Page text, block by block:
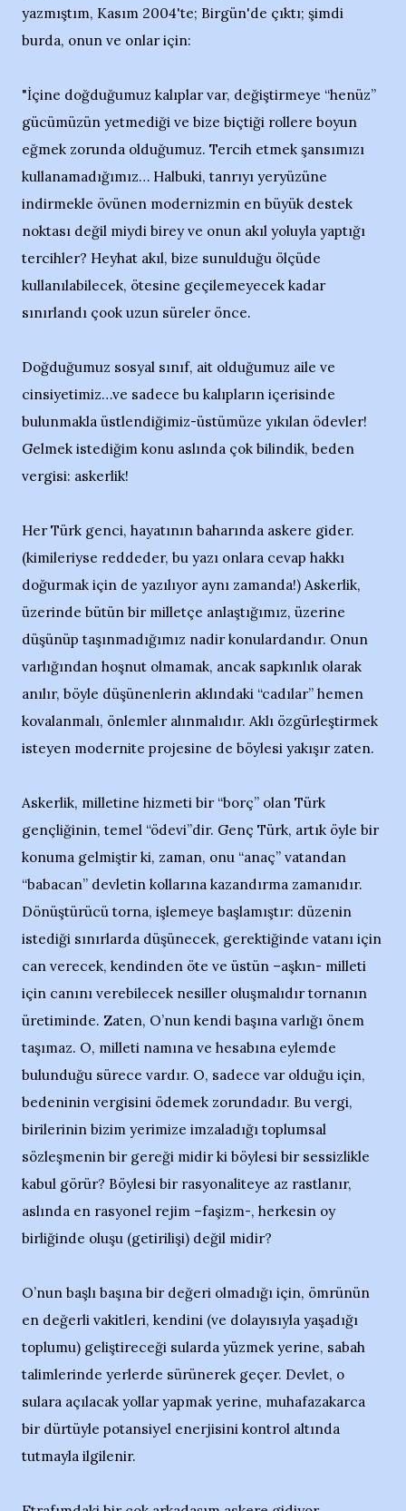
yazmıştım, Kasım 2004'te; Birgün'de çıktı; şimdi
burda, onun ve onlar için:
"İçine doğduğumuz kalıplar var, değiştirmeye “henüz”
gücümüzün yetmediği ve bize biçtiği rollere boyun
eğmek zorunda olduğumuz. Tercih etmek şansımızı
kullanamadığımız… Halbuki, tanrıyı yeryüzüne
indirmekle övünen modernizmin en büyük destek
noktası değil miydi birey ve onun akıl yoluyla yaptığı
tercihler? Heyhat akıl, bize sunulduğu ölçüde
kullanılabilecek, ötesine geçilemeyecek kadar
sınırlandı çook uzun süreler önce.
Doğduğumuz sosyal sınıf, ait olduğumuz aile ve
cinsiyetimiz…ve sadece bu kalıpların içerisinde
bulunmakla üstlendiğimiz-üstümüze yıkılan ödevler!
Gelmek istediğim konu aslında çok bilindik, beden
vergisi: askerlik!
Her Türk genci, hayatının baharında askere gider.
(kimileriyse reddeder, bu yazı onlara cevap hakkı
doğurmak için de yazılıyor aynı zamanda!) Askerlik,
üzerinde bütün bir milletçe anlaştığımız, üzerine
düşünüp taşınmadığımız nadir konulardandır. Onun
varlığından hoşnut olmamak, ancak sapkınlık olarak
anılır, böyle düşünenlerin aklındaki “cadılar” hemen
kovalanmalı, önlemler alınmalıdır. Aklı özgürleştirmek
isteyen modernite projesine de böylesi yakışır zaten.
Askerlik, milletine hizmeti bir “borç” olan Türk
gençliğinin, temel “ödevi”dir. Genç Türk, artık öyle bir
konuma gelmiştir ki, zaman, onu “anaç” vatandan
“babacan” devletin kollarına kazandırma zamanıdır.
Dönüştürücü torna, işlemeye başlamıştır: düzenin
istediği sınırlarda düşünecek, gerektiğinde vatanı için
can verecek, kendinden öte ve üstün –aşkın- milleti
için canını verebilecek nesiller oluşmalıdır tornanın
üretiminde. Zaten, O’nun kendi başına varlığı önem
taşımaz. O, milleti namına ve hesabına eylemde
bulunduğu sürece vardır. O, sadece var olduğu için,
bedeninin vergisini ödemek zorundadır. Bu vergi,
birilerinin bizim yerimize imzaladığı toplumsal
sözleşmenin bir gereği midir ki böylesi bir sessizlikle
kabul görür? Böylesi bir rasyonaliteye az rastlanır,
aslında en rasyonel rejim –faşizm-, herkesin oy
birliğinde oluşu (getirilişi) değil midir?
O’nun başlı başına bir değeri olmadığı için, ömrünün
en değerli vakitleri, kendini (ve dolayısıyla yaşadığı
toplumu) geliştireceği sularda yüzmek yerine, sabah
talimlerinde yerlerde sürünerek geçer. Devlet, o
sulara açılacak yollar yapmak yerine, muhafazakarca
bir dürtüyle potansiyel enerjisini kontrol altında
tutmayla ilgilenir.